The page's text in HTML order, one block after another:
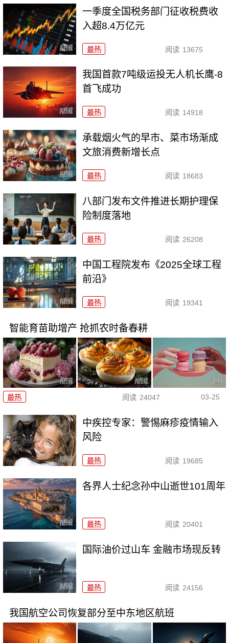
一季度全国税务部门征收税费收
入超8.4万亿元
最热 阅读 13675
我国首款7吨级运投无人机长鹰-8
首飞成功
最热 阅读 14918
承载烟火气的早市、菜市场渐成
文旅消费新增长点
最热 阅读 18683
八部门发布文件推进长期护理保
险制度落地
最热 阅读 26208
中国工程院发布《2025全球工程
前沿》
最热 阅读 19341
智能育苗助增产 抢抓农时备春耕
最热 阅读 24047 03-25
中疾控专家：警惕麻疹疫情输入
风险
最热 阅读 19685
各界人士纪念孙中山逝世101周年
最热 阅读 20401
国际油价过山车 金融市场现反转
最热 阅读 24156
我国航空公司恢复部分至中东地区航班